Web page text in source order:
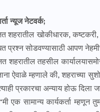
न्यूज नेटवर्क;
खोकीधारक, कष्टकरी,
प्रश्न सोडवण्यासाठी आपण
तहसील
ऐवाळे म्हणाले की, शहराच्या
प्रकारचा अन्याय होऊ दिला
एक सामान्य कार्यकर्ता म्हणून